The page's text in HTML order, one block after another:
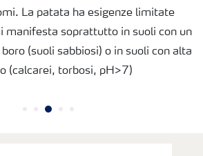
La patata ha esigenze limitate
manifesta soprattutto in suoli con un
(suoli sabbiosi) o in suoli con alta
(calcarei, torbosi, pH>7)